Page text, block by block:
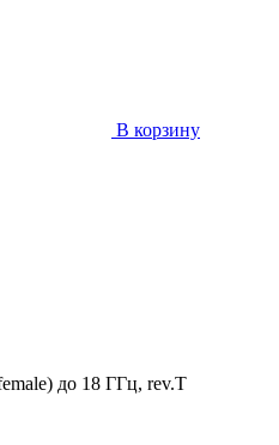
В корзину
до 18 ГГц, rev.T